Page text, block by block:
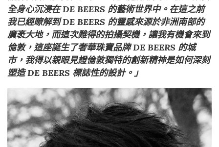
全身心沉浸在 DE BEERS 的藝術世界中。在這之前
我已經瞭解到 DE BEERS 的靈感來源於非洲南部的
廣袤大地，而這次難得的拍攝契機，讓我有機會來到
倫敦，這座誕生了奢華珠寶品牌 DE BEERS 的城
市，我得以親眼見證倫敦獨特的創新精神是如何深刻
塑造 DE BEERS 標誌性的設計。」